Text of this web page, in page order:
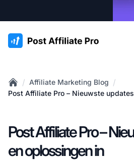
:site.title
Home
/ Affiliate Marketing Blog /
Post Affiliate Pro – Nieuwste
Post Affiliate Pro –
en oplossingen in